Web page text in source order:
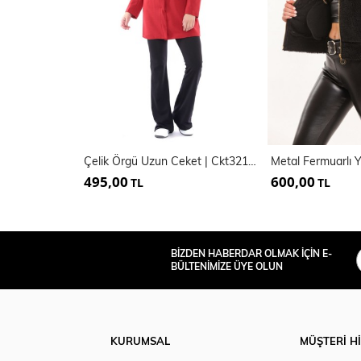
Çelik Örgü Uzun Ceket | Ckt32183
495,00 TL 600,00 TL
BİZDEN HABERDAR OLMAK İÇİN E-
BÜLTENİMİZE ÜYE OLUN
KURUMSAL
MÜŞTERİ